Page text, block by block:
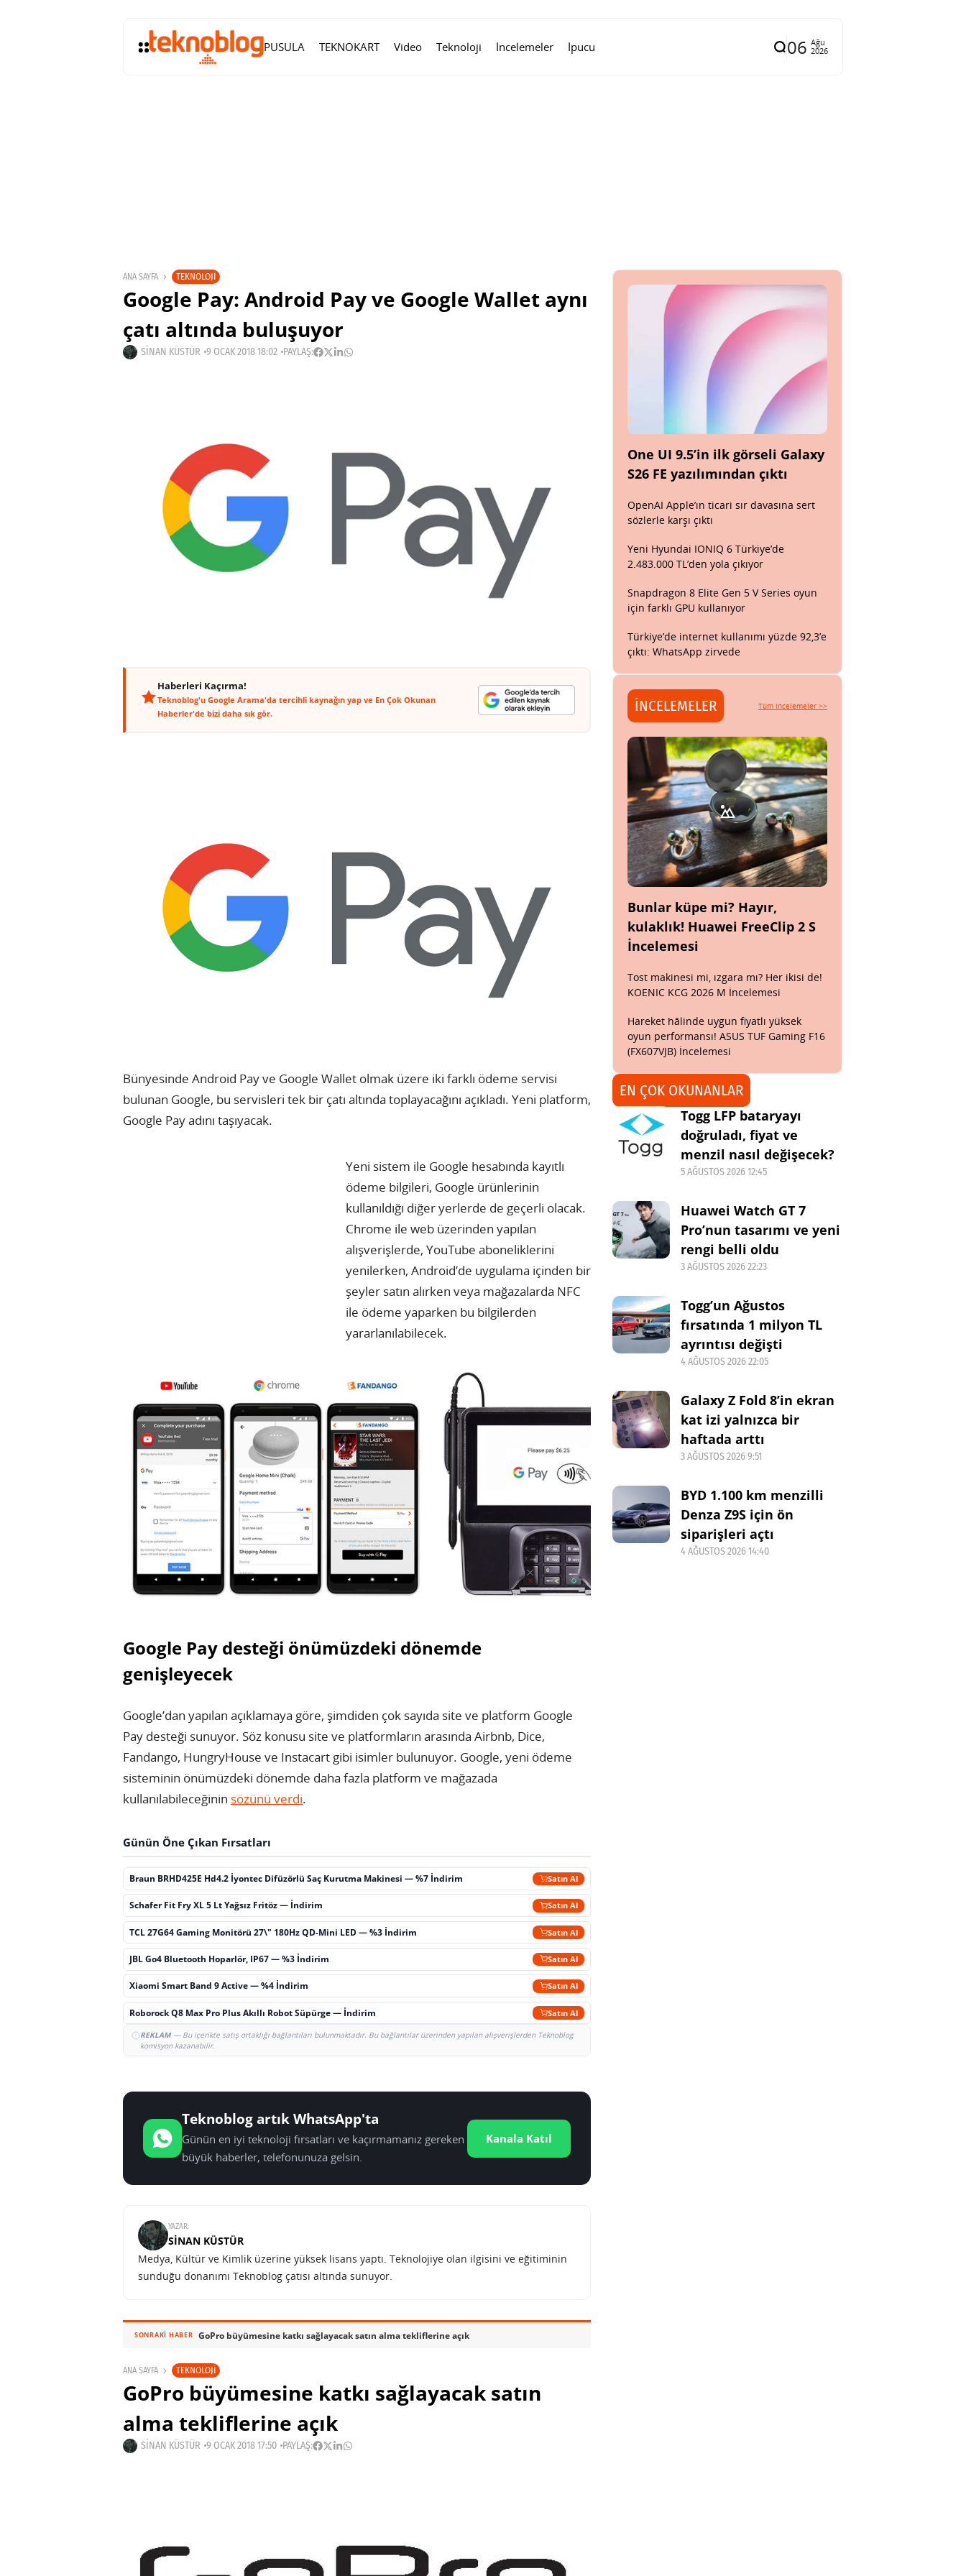
PUSULA TEKNOKART Video Teknoloji İncelemeler İpucu 06 Ağu
2026
ANA SAYFA TEKNOLOJI
Google Pay: Android Pay ve Google Wallet aynı
çatı altında buluşuyor
SINAN KÜSTÜR 9 OCAK 2018 18:02 PAYLAŞ:
Haberleri Kaçırma!
Teknoblog'u Google Arama'da tercihli kaynağın yap ve En Çok Okunan
Haberler'de bizi daha sık gör.
Bünyesinde Android Pay ve Google Wallet olmak üzere iki farklı ödeme servisi
bulunan Google, bu servisleri tek bir çatı altında toplayacağını açıkladı. Yeni platform,
Google Pay adını taşıyacak.
Yeni sistem ile Google hesabında kayıtlı
ödeme bilgileri, Google ürünlerinin
kullanıldığı diğer yerlerde de geçerli olacak.
Chrome ile web üzerinden yapılan
alışverişlerde, YouTube aboneliklerini
yenilerken, Android’de uygulama içinden bir
şeyler satın alırken veya mağazalarda NFC
ile ödeme yaparken bu bilgilerden
yararlanılabilecek.
Google Pay desteği önümüzdeki dönemde
genişleyecek
Google’dan yapılan açıklamaya göre, şimdiden çok sayıda site ve platform Google
Pay desteği sunuyor. Söz konusu site ve platformların arasında Airbnb, Dice,
Fandango, HungryHouse ve Instacart gibi isimler bulunuyor. Google, yeni ödeme
sisteminin önümüzdeki dönemde daha fazla platform ve mağazada
kullanılabileceğinin sözünü verdi.
Günün Öne Çıkan Fırsatları
Braun BRHD425E Hd4.2 İyontec Difüzörlü Saç Kurutma Makinesi — %7 İndirim Satın Al
Schafer Fit Fry XL 5 Lt Yağsız Fritöz — İndirim Satın Al
TCL 27G64 Gaming Monitörü 27\" 180Hz QD-Mini LED — %3 İndirim Satın Al
JBL Go4 Bluetooth Hoparlör, IP67 — %3 İndirim Satın Al
Xiaomi Smart Band 9 Active — %4 İndirim Satın Al
Roborock Q8 Max Pro Plus Akıllı Robot Süpürge — İndirim Satın Al
REKLAM— Bu içerikte satış ortaklığı bağlantıları bulunmaktadır. Bu bağlantılar üzerinden yapılan alışverişlerden Teknoblog
komisyon kazanabilir.
Teknoblog artık WhatsApp'ta
Günün en iyi teknoloji fırsatları ve kaçırmamanız gereken
büyük haberler, telefonunuza gelsin.
Kanala Katıl
YAZAR:
SINAN KÜSTÜR
Medya, Kültür ve Kimlik üzerine yüksek lisans yaptı. Teknolojiye olan ilgisini ve eğitiminin
sunduğu donanımı Teknoblog çatısı altında sunuyor.
SONRAKI HABER GoPro büyümesine katkı sağlayacak satın alma tekliflerine açık
ANA SAYFA TEKNOLOJI
GoPro büyümesine katkı sağlayacak satın
alma tekliflerine açık
SINAN KÜSTÜR 9 OCAK 2018 17:50 PAYLAŞ:
One UI 9.5’in ilk görseli Galaxy
S26 FE yazılımından çıktı
OpenAI Apple’ın ticari sır davasına sert
sözlerle karşı çıktı
Yeni Hyundai IONIQ 6 Türkiye’de
2.483.000 TL’den yola çıkıyor
Snapdragon 8 Elite Gen 5 V Series oyun
için farklı GPU kullanıyor
Türkiye’de internet kullanımı yüzde 92,3’e
çıktı: WhatsApp zirvede
İNCELEMELER Tüm incelemeler >>
Bunlar küpe mi? Hayır,
kulaklık! Huawei FreeClip 2 S
İncelemesi
Tost makinesi mi, ızgara mı? Her ikisi de!
KOENIC KCG 2026 M İncelemesi
Hareket hâlinde uygun fiyatlı yüksek
oyun performansı! ASUS TUF Gaming F16
(FX607VJB) İncelemesi
EN ÇOK OKUNANLAR
Togg LFP bataryayı
doğruladı, fiyat ve
menzil nasıl değişecek?
5 AĞUSTOS 2026 12:45
Huawei Watch GT 7
Pro’nun tasarımı ve yeni
rengi belli oldu
3 AĞUSTOS 2026 22:23
Togg’un Ağustos
fırsatında 1 milyon TL
ayrıntısı değişti
4 AĞUSTOS 2026 22:05
Galaxy Z Fold 8’in ekran
kat izi yalnızca bir
haftada arttı
3 AĞUSTOS 2026 9:51
BYD 1.100 km menzilli
Denza Z9S için ön
siparişleri açtı
4 AĞUSTOS 2026 14:40